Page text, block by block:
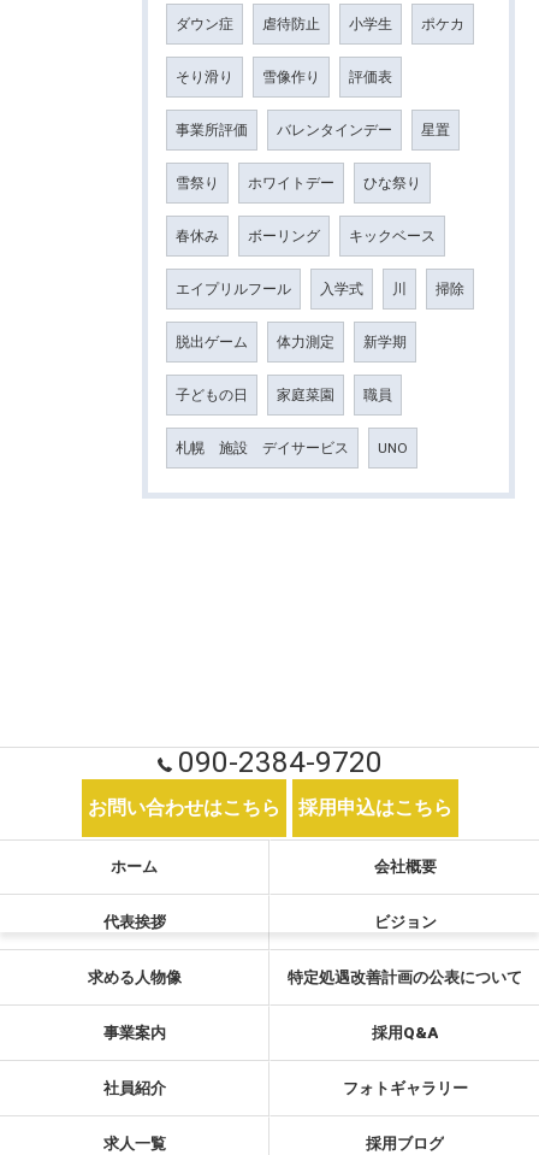
ダウン症 虐待防止 小学生 ポケカ
そり滑り 雪像作り 評価表
事業所評価 バレンタインデー 星置
雪祭り ホワイトデー ひな祭り
春休み ボーリング キックベース
エイプリルフール 入学式 川 掃除
脱出ゲーム 体力測定 新学期
子どもの日 家庭菜園 職員
札幌 施設 デイサービス UNO
090-2384-9720
お問い合わせはこちら 採用申込はこちら
ホーム 会社概要
代表挨拶 ビジョン
求める人物像 特定処遇改善計画の公表について
事業案内 採用Q&A
社員紹介 フォトギャラリー
求人一覧 採用ブログ